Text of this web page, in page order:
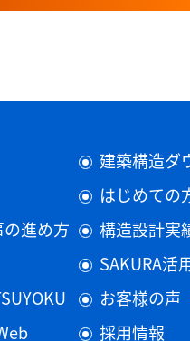
進め方
建築構造ダ
はじめての
構造設計実
SAKURA活
お客様の声
採用情報